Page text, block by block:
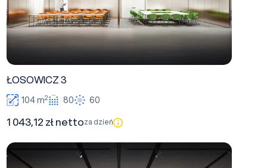
ŁOSOWICZ 3
104 m2 80 60
1 043,12 zł nettoza dzień
HOLSZAŃSKI 3